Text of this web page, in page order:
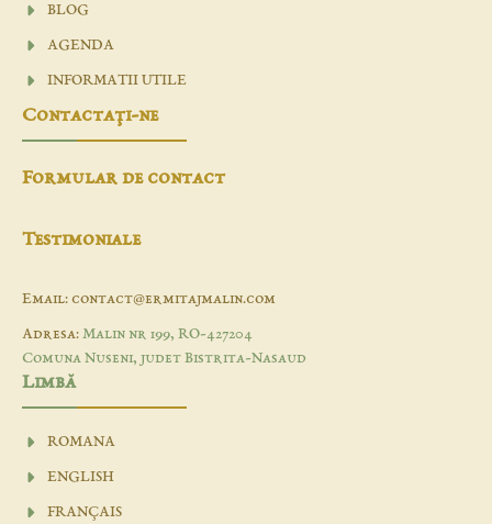
BLOG
AGENDA
INFORMATII UTILE
Contactaţi-ne
Formular de contact
Testimoniale
Email: contact@ermitajmalin.com
Adresa: Malin nr 199, RO-427204
Comuna Nuseni, judet Bistrita-Nasaud
Limbă
ROMANA
ENGLISH
FRANÇAIS